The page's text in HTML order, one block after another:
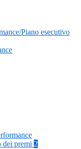
Piano esecutivo
dei premi 2